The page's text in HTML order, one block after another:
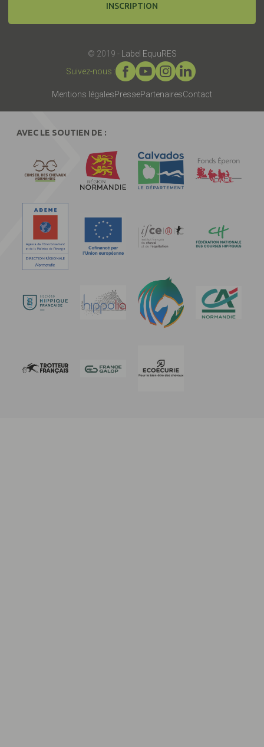
INSCRIPTION
© 2019 -
Label EquuRES
Suivez-nous :
Mentions légalesPressePartenairesContact
AVEC LE SOUTIEN DE :